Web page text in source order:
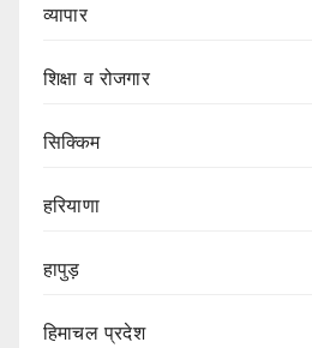
व्यापार
शिक्षा व रोजगार
सिक्किम
हरियाणा
हापुड़
हिमाचल प्रदेश